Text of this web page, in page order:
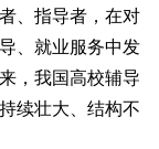
、指导者，在对
、就业服务中发
，我国高校辅导
续壮大、结构不